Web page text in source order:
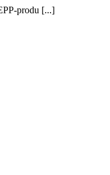
produ [...]